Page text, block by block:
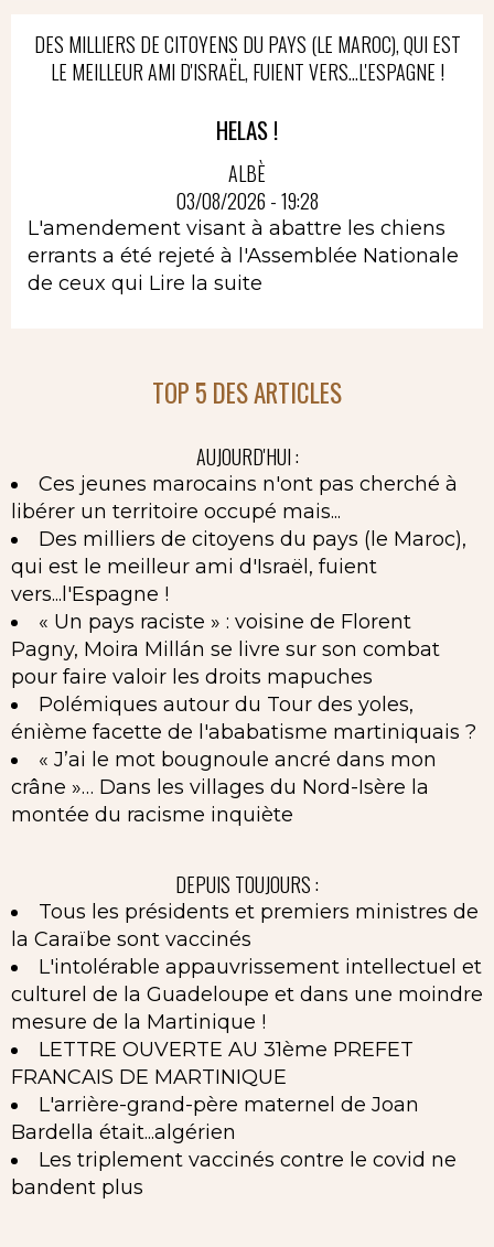
DES MILLIERS DE CITOYENS DU PAYS (LE MAROC), QUI EST
LE MEILLEUR AMI D'ISRAËL, FUIENT VERS...L'ESPAGNE !
HELAS !
ALBÈ
03/08/2026 - 19:28
L'amendement visant à abattre les chiens
errants a été rejeté à l'Assemblée Nationale
de ceux qui Lire la suite
TOP 5 DES ARTICLES
AUJOURD'HUI :
Ces jeunes marocains n'ont pas cherché à
libérer un territoire occupé mais...
Des milliers de citoyens du pays (le Maroc),
qui est le meilleur ami d'Israël, fuient
vers...l'Espagne !
« Un pays raciste » : voisine de Florent
Pagny, Moira Millán se livre sur son combat
pour faire valoir les droits mapuches
Polémiques autour du Tour des yoles,
énième facette de l'ababatisme martiniquais ?
« J’ai le mot bougnoule ancré dans mon
crâne »… Dans les villages du Nord-Isère la
montée du racisme inquiète
DEPUIS TOUJOURS :
Tous les présidents et premiers ministres de
la Caraïbe sont vaccinés
L'intolérable appauvrissement intellectuel et
culturel de la Guadeloupe et dans une moindre
mesure de la Martinique !
LETTRE OUVERTE AU 31ème PREFET
FRANCAIS DE MARTINIQUE
L'arrière-grand-père maternel de Joan
Bardella était...algérien
Les triplement vaccinés contre le covid ne
bandent plus